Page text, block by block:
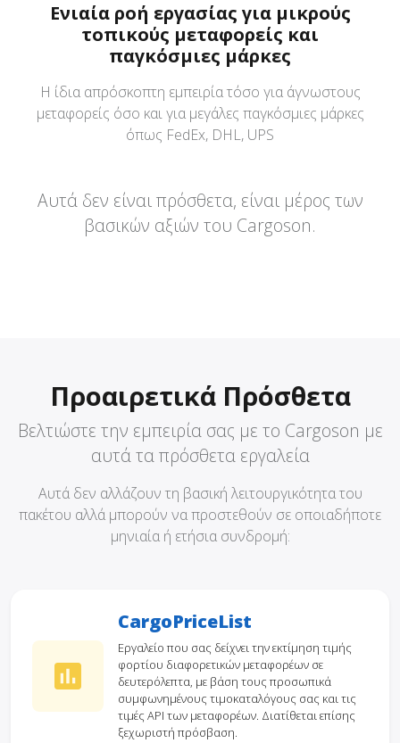
Ενιαία ροή εργασίας για μικρούς
τοπικούς μεταφορείς και
παγκόσμιες μάρκες
Η ίδια απρόσκοπτη εμπειρία τόσο για άγνωστους
μεταφορείς όσο και για μεγάλες παγκόσμιες μάρκες
όπως FedEx, DHL, UPS
Αυτά δεν είναι πρόσθετα, είναι μέρος των
βασικών αξιών του Cargoson.
Προαιρετικά Πρόσθετα
Βελτιώστε την εμπειρία σας με το Cargoson με
αυτά τα πρόσθετα εργαλεία
Αυτά δεν αλλάζουν τη βασική λειτουργικότητα του
πακέτου αλλά μπορούν να προστεθούν σε οποιαδήποτε
μηνιαία ή ετήσια συνδρομή:
CargoPriceList
Εργαλείο που σας δείχνει την εκτίμηση τιμής
φορτίου διαφορετικών μεταφορέων σε
δευτερόλεπτα, με βάση τους προσωπικά
συμφωνημένους τιμοκαταλόγους σας και τις
τιμές API των μεταφορέων. Διατίθεται επίσης
ξεχωριστή πρόσβαση.